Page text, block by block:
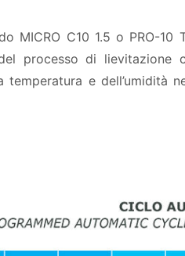
MICRO C10 1.5 o PRO-10
processo di lievitazione
e dell’umidità